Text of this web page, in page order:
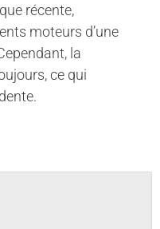
récente,
moteurs d’une
la
ce qui